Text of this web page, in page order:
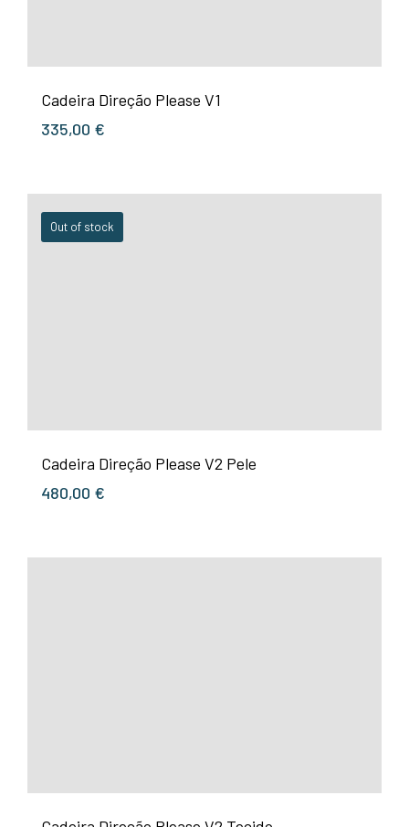
Cadeira Direção Please V1
335,00 €
Out of stock
Cadeira Direção Please V2 Pele
480,00 €